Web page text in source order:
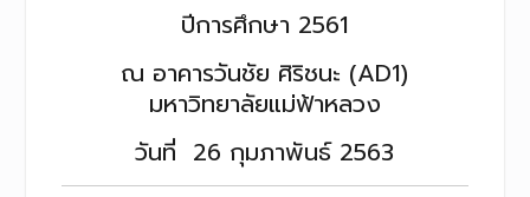
ปีการศึกษา 2561
ณ อาคารวันชัย ศิริชนะ (AD1)
มหาวิทยาลัยแม่ฟ้าหลวง
วันที่ 26 กุมภาพันธ์ 2563